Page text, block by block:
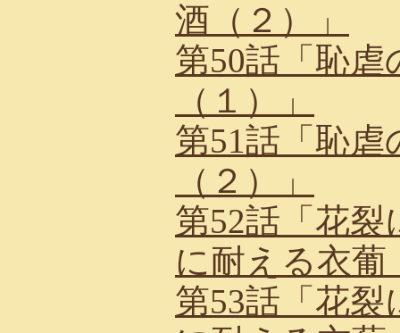
酒（２）」
第50話「恥
（１）」
第51話「恥
（２）」
第52話「花
に耐える衣葡
第53話「花